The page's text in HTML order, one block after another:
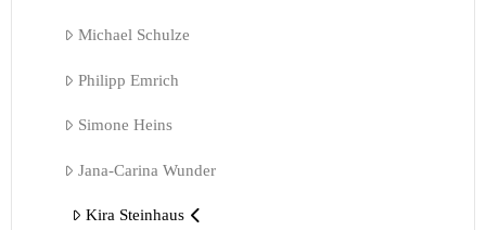
Michael Schulze
Philipp Emrich
Simone Heins
Jana-Carina Wunder
Kira Steinhaus